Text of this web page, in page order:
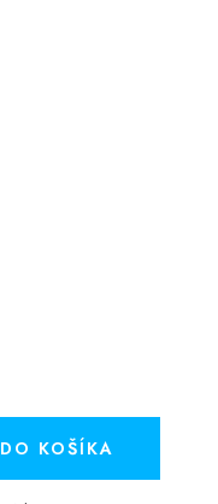
DO KOŠÍKA